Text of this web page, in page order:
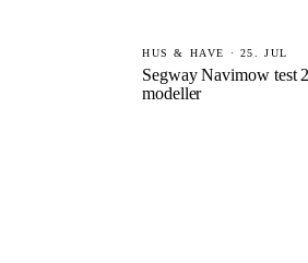
HUS & HAVE · 25. JUL
Segway Navimow test
modeller